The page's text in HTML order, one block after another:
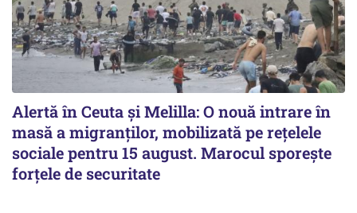
Alertă în Ceuta și Melilla: O nouă intrare în
masă a migranților, mobilizată pe rețelele
sociale pentru 15 august. Marocul sporește
forțele de securitate